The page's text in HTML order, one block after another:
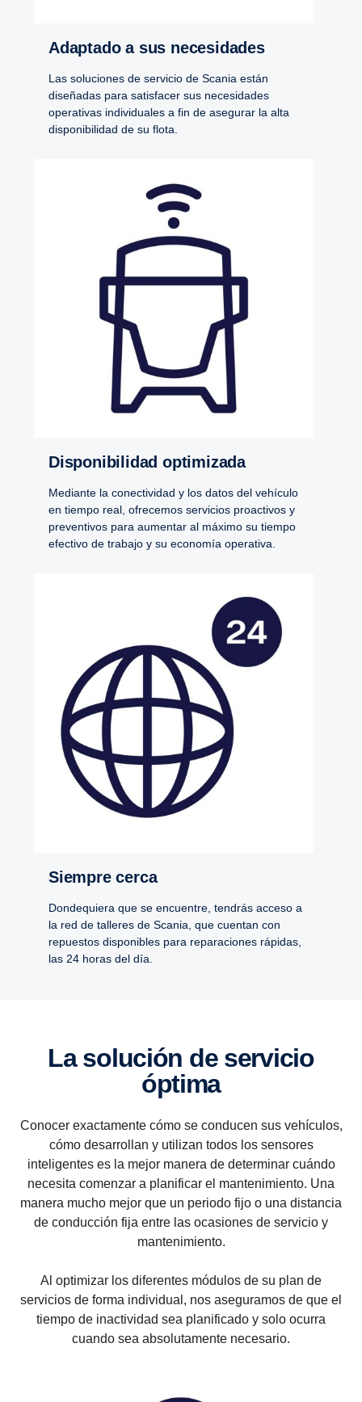
Adaptado a sus necesidades
Las soluciones de servicio de Scania están
diseñadas para satisfacer sus necesidades
operativas individuales a fin de asegurar la alta
disponibilidad de su flota.
Disponibilidad optimizada
Mediante la conectividad y los datos del vehículo
en tiempo real, ofrecemos servicios proactivos y
preventivos para aumentar al máximo su tiempo
efectivo de trabajo y su economía operativa.
Siempre cerca
Dondequiera que se encuentre, tendrás acceso a
la red de talleres de Scania, que cuentan con
repuestos disponibles para reparaciones rápidas,
las 24 horas del día.
La solución de servicio
óptima
Conocer exactamente cómo se conducen sus vehículos,
cómo desarrollan y utilizan todos los sensores
inteligentes es la mejor manera de determinar cuándo
necesita comenzar a planificar el mantenimiento. Una
manera mucho mejor que un periodo fijo o una distancia
de conducción fija entre las ocasiones de servicio y
mantenimiento.
Al optimizar los diferentes módulos de su plan de
servicios de forma individual, nos aseguramos de que el
tiempo de inactividad sea planificado y solo ocurra
cuando sea absolutamente necesario.